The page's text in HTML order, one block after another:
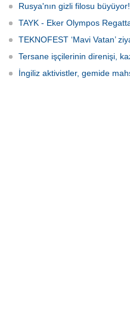
Rusya'nın gizli filosu büyüyor!
TAYK - Eker Olympos
TEKNOFEST ‘Mavi Vatan’
Tersane işçilerinin direnişi,
İngiliz aktivistler, gemide